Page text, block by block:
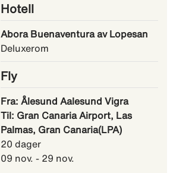
lø 14 nov.
NOK/voksen NOK/voksen
Hotell
Abora Buenaventura av Lopesan
Deluxerom
Fly
Fra: Ålesund Aalesund Vigra
Til: Gran Canaria Airport, Las
Palmas, Gran Canaria(LPA)
20 dager
09 nov. - 29 nov.